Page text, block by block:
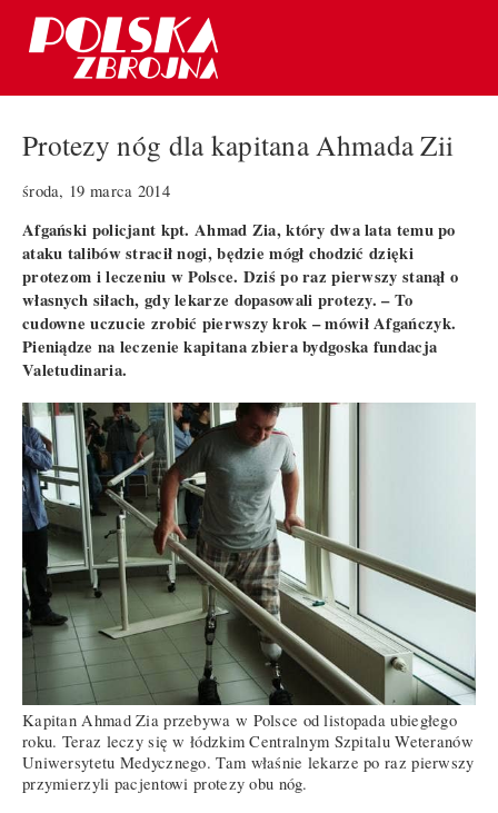
Protezy nóg dla kapitana Ahmada Zii
środa, 19 marca 2014
Afgański policjant kpt. Ahmad Zia, który dwa lata temu po
ataku talibów stracił nogi, będzie mógł chodzić dzięki
protezom i leczeniu w Polsce. Dziś po raz pierwszy stanął o
własnych siłach, gdy lekarze dopasowali protezy. – To
cudowne uczucie zrobić pierwszy krok – mówił Afgańczyk.
Pieniądze na leczenie kapitana zbiera bydgoska fundacja
Valetudinaria.
Kapitan Ahmad Zia przebywa w Polsce od listopada ubiegłego
roku. Teraz leczy się w łódzkim Centralnym Szpitalu Weteranów
Uniwersytetu Medycznego. Tam właśnie lekarze po raz pierwszy
przymierzyli pacjentowi protezy obu nóg.